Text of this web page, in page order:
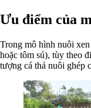
Ưu điểm của
Trong mô hình nuôi
hoặc tôm sú), tùy theo
tượng cá thả nuôi ghép